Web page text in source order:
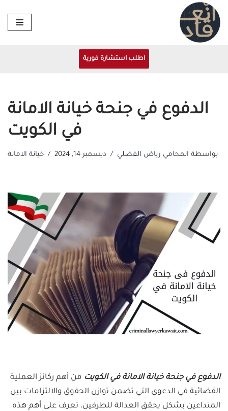
تخطى
إلى
اطلب استشارة فورية
الدفوع في جنحة خيانة الامانة
في الكويت
بواسطة المحامي رياض الفضلي ديسمبر 14, 2024 خيانة الامانة
الدفوع في جنحة خيانة الامانة في الكويت من أهم ركائز العملية
القضائية في الدعوى التي تضمن توازن الحقوق والالتزامات بين
المتداعين بشكل يحقق العدالة للطرفين، تعرف على أهم هذه